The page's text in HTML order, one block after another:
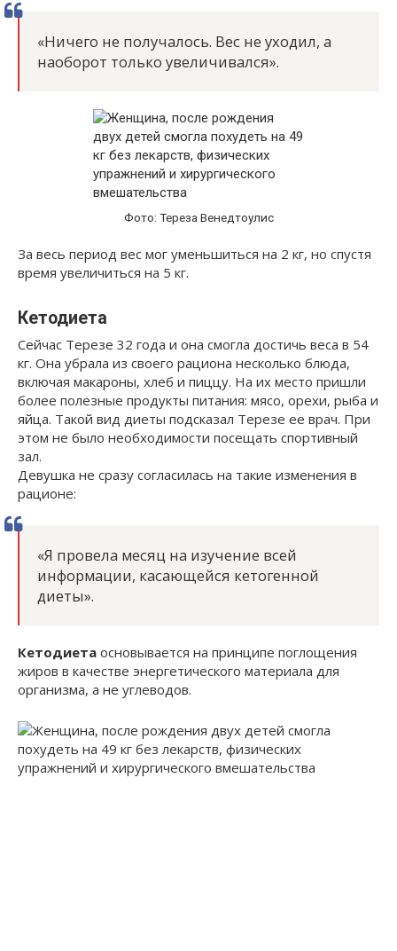
«Ничего не получалось. Вес не уходил, а
наоборот только увеличивался».
Фото: Тереза Венедтоулис
За весь период вес мог уменьшиться на 2 кг, но спустя
время увеличиться на 5 кг.
Кетодиета
Сейчас Терезе 32 года и она смогла достичь веса в 54
кг. Она убрала из своего рациона несколько блюда,
включая макароны, хлеб и пиццу. На их место пришли
более полезные продукты питания: мясо, орехи, рыба и
яйца. Такой вид диеты подсказал Терезе ее врач. При
этом не было необходимости посещать спортивный
зал.
Девушка не сразу согласилась на такие изменения в
рационе:
«Я провела месяц на изучение всей
информации, касающейся кетогенной
диеты».
Кетодиета основывается на принципе поглощения
жиров в качестве энергетического материала для
организма, а не углеводов.